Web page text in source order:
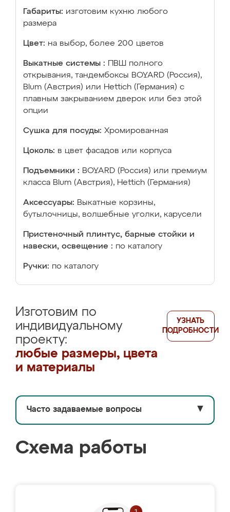
Габариты: изготовим кухню любого
размера
Цвет: на выбор, более 200 цветов
Выкатные системы :
ПВШ полного
открывания, тандембоксы BOYARD (Россия),
Blum (Австрия) или Hettich (Германия) с
плавным закрыванием дверок или без этой
опции
Сушка для посуды: Хромированная
Цоколь: в цвет фасадов или корпуса
Подъемники : BOYARD (Россия) или премиум
класса Blum (Австрия), Hettich (Германия)
Аксессуары: Выкатные корзины,
бутылочницы, волшебные уголки, карусели
Пристеночный плинтус, барные стойки и
навески, освещение : по каталогу
Ручки: по каталогу
Изготовим по
индивидуальному
проекту:
любые размеры, цвета
и материалы
УЗНАТЬ
ПОДРОБНОСТИ
Часто задаваемые вопросы ▼
Схема работы